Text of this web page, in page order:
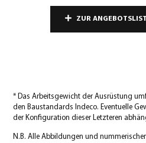
ZUR
* Das Arbeitsgewicht der Ausrüstung
den Baustandards Indeco. Eventuelle
der Konfiguration dieser Letzteren
N.B. Alle Abbildungen und